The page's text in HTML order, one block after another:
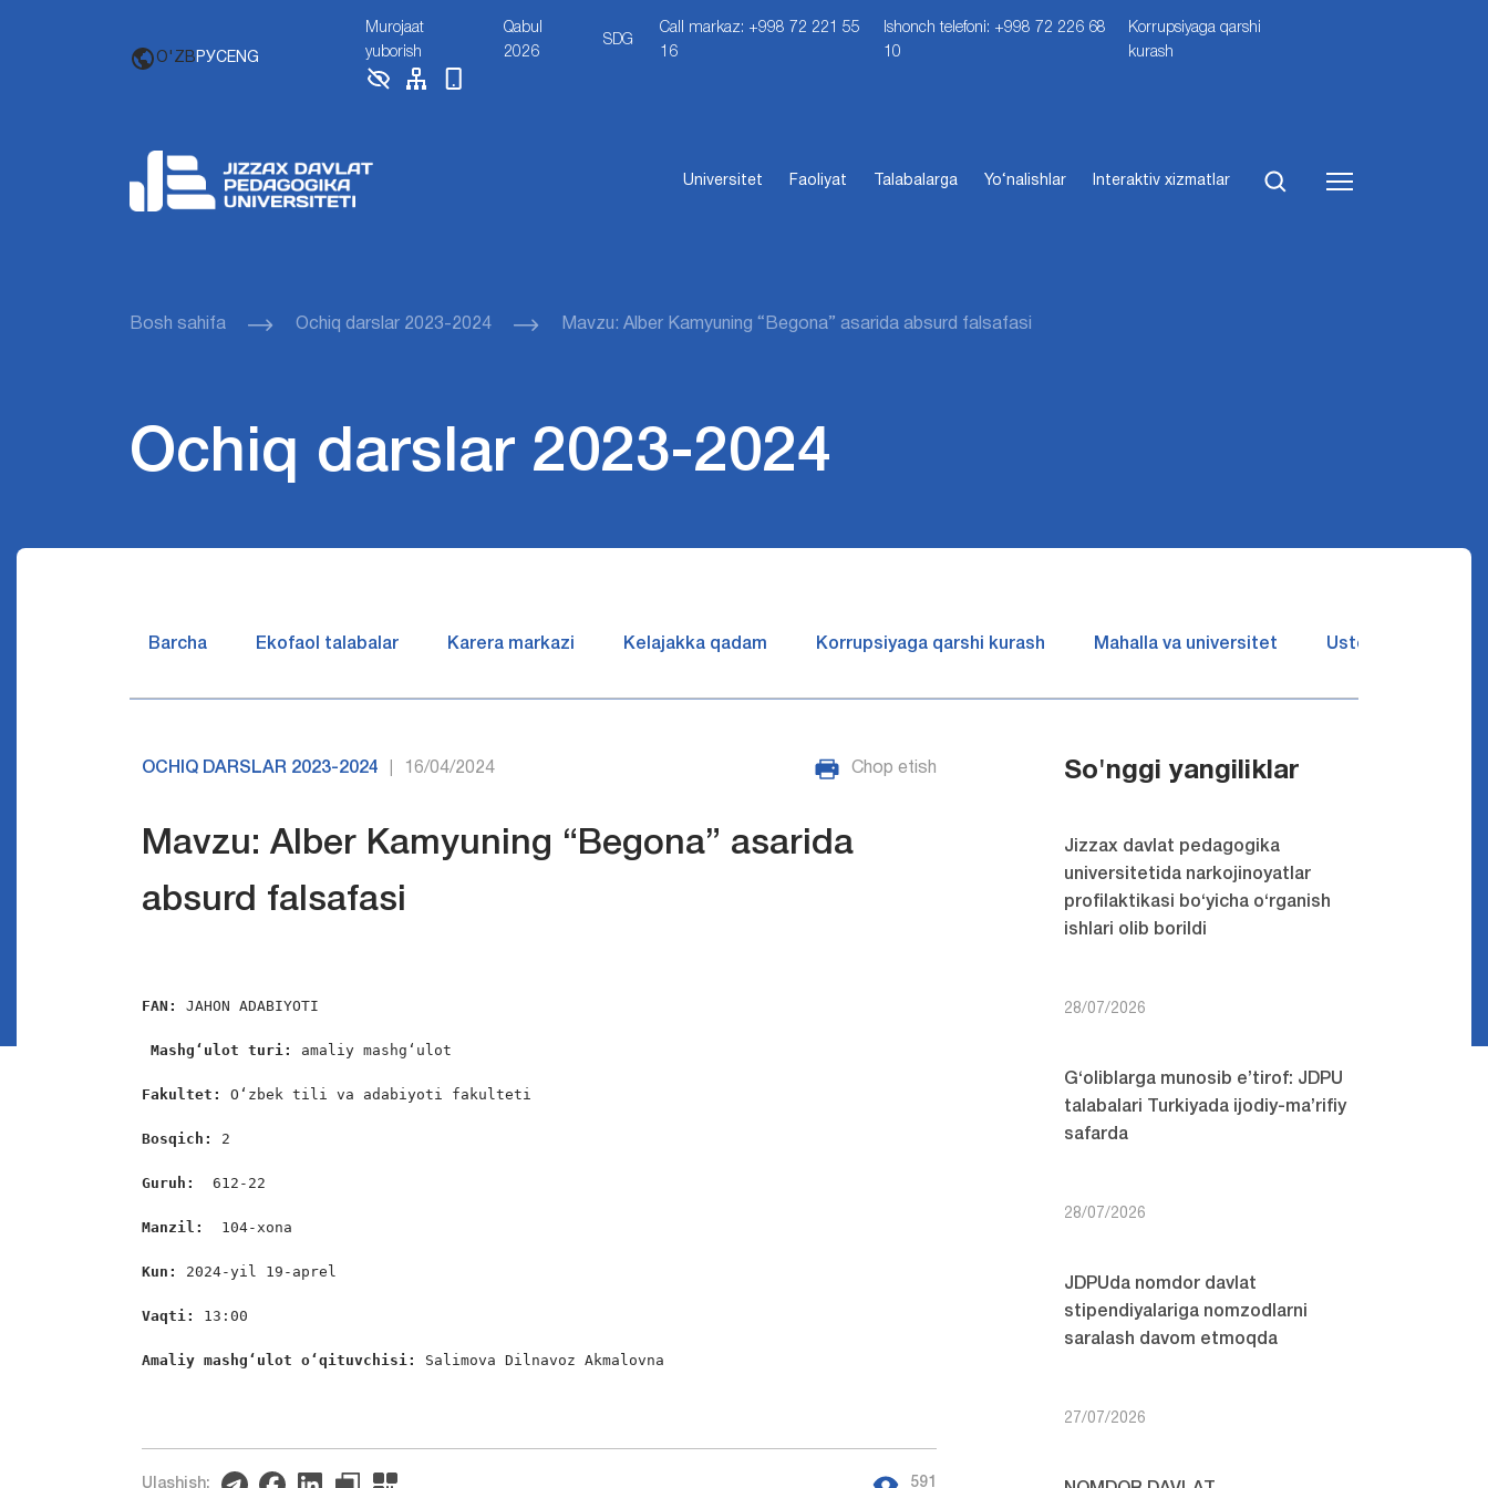
O'ZB РУСENG
Murojaat
yuborish
Qabul
2026
SDG
Call markaz: +998 72 221 55
16
Ishonch telefoni: +998 72 226 68
10
Korrupsiyaga qarshi
kurash
Universitet Faoliyat Talabalarga Yo‘nalishlar Interaktiv xizmatlar
Bosh sahifa Ochiq darslar 2023-2024 Mavzu: Alber Kamyuning “Begona” asarida absurd falsafasi
Ochiq darslar 2023-2024
Barcha Ekofaol talabalar Karera markazi Kelajakka qadam Korrupsiyaga qarshi kurash Mahalla va universitet Ustozlar suhbatin
OCHIQ DARSLAR 2023-2024 16/04/2024 Chop etish
Mavzu: Alber Kamyuning “Begona” asarida
absurd falsafasi
FAN: JAHON ADABIYOTI
Mashg‘ulot turi: amaliy mashg‘ulot
Fakultet: O‘zbek tili va adabiyoti fakulteti
Bosqich: 2
Guruh: 612-22
Manzil: 104-xona
Kun: 2024-yil 19-aprel
Vaqti: 13:00
Amaliy mashg‘ulot o‘qituvchisi: Salimova Dilnavoz Akmalovna
Ulashish: 591
So'nggi yangiliklar
Jizzax davlat pedagogika
universitetida narkojinoyatlar
profilaktikasi bo‘yicha o‘rganish
ishlari olib borildi
28/07/2026
G‘oliblarga munosib e’tirof: JDPU
talabalari Turkiyada ijodiy-ma’rifiy
safarda
28/07/2026
JDPUda nomdor davlat
stipendiyalariga nomzodlarni
saralash davom etmoqda
27/07/2026